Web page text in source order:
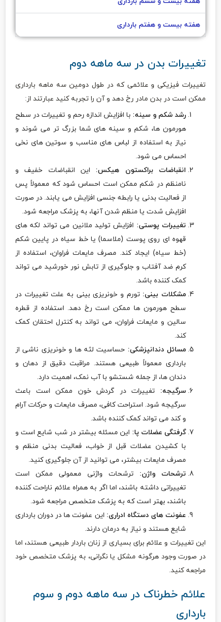
هفته بیست و هفتم بارداری
تغییرات بدن در سه ماهه دوم
تغییرات فیزیکی و علائمی که در طول دومین سه ماهه بارداری
ممکن است در بدن مادر رخ دهد و آن را تجربه کنید عبارتند از:
رشد شکم و سینه: با افزایش اندازه رحم و تغییرات در سطح
هورمون ها، شکم و سینه های شما بزرگ تر می شوند و
نیاز به استفاده از لباس های مناسب و سوتین های نخی
احساس می شود.
انقباضات براکستون هیکس: این انقباضات خفیف و
نامنظم در شکم ممکن است احساس شود که معمولاً پس
از فعالیت بدنی یا رابطه جنسی افزایش می یابند. در صورت
افزایش شدت یا منظم شدن آنها، به پزشک مراجعه شود.
تغییرات پوستی: افزایش تولید ملانین می تواند لکه های
قهوه ای روی پوست (ملاسما) یا خط سیاه در پایین شکم
(خط سیاه) ایجاد کند. مصرف مایعات فراوان، استفاده از
کرم ضد آفتاب و جلوگیری از تابش نور خورشید می تواند
کمک کننده باشد.
مشکلات بینی: تورم و خونریزی بینی به علت تغییرات در
سطح هورمون ها ممکن است رخ دهد. استفاده از قطره
سالین و مایعات فراوان، می تواند به کنترل احتقان کمک
کند.
مسائل دندانپزشکی: حساسیت لثه ها و خونریزی ناشی از
بارداری معمولاً طبیعی هستند. مراقبت دقیق از دهان و
دندان ها، از جمله شستشو با آب نمک، اهمیت دارد.
سرگیجه: تغییرات در گردش خون ممکن است باعث
سرگیجه شود. استراحت کافی، مصرف مایعات و حرکات آرام
و کند می تواند کمک کننده باشد.
گرفتگی عضلات پا: این مسئله بیشتر در شب شایع است و
با کشیدن عضلات قبل از خواب، فعالیت بدنی منظم و
مصرف مایعات بیشتر، می توانید از آن جلوگیری کنید.
ترشحات واژن: ترشحات واژنی معمولی ممکن است
تغییراتی داشته باشند، اما اگر به همراه علائم ناراحت کننده
باشند، بهتر است که به پزشک متخصص مراجعه شود.
عفونت های دستگاه ادراری: این عفونت ها در دوران بارداری
شایع هستند و نیاز به درمان دارند.
این تغییرات و علائم برای بسیاری از زنان باردار طبیعی هستند، اما
در صورت وجود هرگونه مشکل یا نگرانی، به پزشک متخصص خود
مراجعه کنید.
علائم خطرناک در سه ‌ماهه دوم و سوم
بارداری